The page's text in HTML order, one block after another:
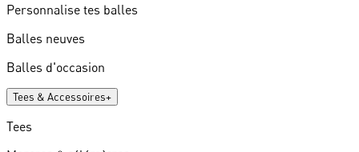
Personnalise tes balles
Balles neuves
Balles d'occasion
Tees & Accessoires+
Tees